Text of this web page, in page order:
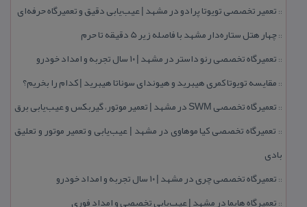
:: تعمیر تخصصی تویوتا پرادو در مشهد | عیب‌یابی دقیق و تعمیرگاه حرفه‌ای
::چهار هتل‌ ستاره‌دار مشهد با فاصله زیر 5 دقیقه تا حرم
:: تعمیرگاه تخصصی رنو داستر در مشهد | ۱۰ سال تجربه و امداد خودرو
:: مقایسه تویوتا كمری هیبرید و هیوندای سوناتا هیبرید | كدام را بخریم؟
:: تعمیرگاه تخصصی SWM در مشهد | تعمیر موتور، گیربكس و عیب‌یابی برق
:: تعمیرگاه تخصصی كیا موهاوی در مشهد | عیب‌یابی و تعمیر موتور و تعلیق
بادی
:: تعمیرگاه تخصصی چری در مشهد | ۱۰ سال تجربه و امداد خودرو
:: تعمیرگاه هایما در مشهد | عیب‌یابی تخصصی و امداد فوری